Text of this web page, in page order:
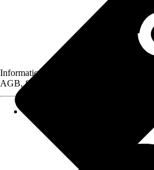
Informationen des Verkäufers, wie z. B.
AGB, finden Sie bei Klick auf den